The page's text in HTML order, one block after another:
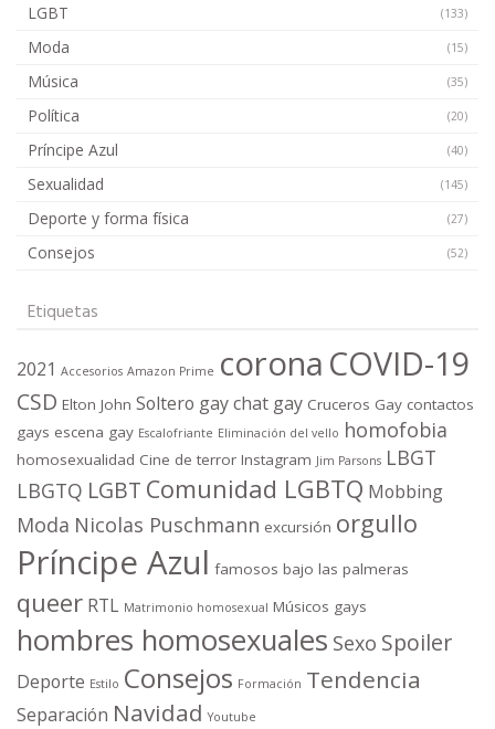
LGBT (133)
Moda (15)
Música (35)
Política (20)
Príncipe Azul (40)
Sexualidad (145)
Deporte y forma física (27)
Consejos (52)
Etiquetas
2021 Accesorios Amazon Prime corona COVID-19
CSD Elton John Soltero gaychat gay Cruceros Gay contactos
gays escena gay Escalofriante Eliminación del vello homofobia
homosexualidad Cine de terror Instagram Jim Parsons LBGT
LBGTQ LGBT Comunidad LGBTQ Mobbing
Moda Nicolas Puschmann excursión orgullo
Príncipe Azul famosos bajo las palmeras
queer RTL Matrimonio homosexual Músicos gays
hombres homosexuales Sexo Spoiler
Deporte Estilo Consejos Formación Tendencia
Separación Navidad Youtube